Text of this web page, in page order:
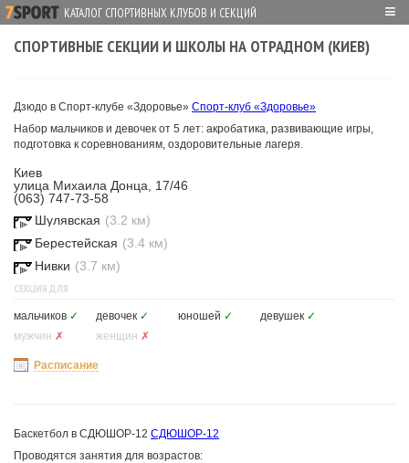
КАТАЛОГ СПОРТИВНЫХ КЛУБОВ И СЕКЦИЙ ≡
СПОРТИВНЫЕ СЕКЦИИ И ШКОЛЫ НА ОТРАДНОМ (КИЕВ)
Дзюдо в Спорт-клубе «Здоровье» Спорт-клуб «Здоровье»
Набор мальчиков и девочек от 5 лет: акробатика, развивающие игры,
подготовка к соревнованиям, оздоровительные лагеря.
Киев
улица Михаила Донца, 17/46
(063) 747-73-58
Шулявская (3.2 км)
Берестейская (3.4 км)
Нивки (3.7 км)
СЕКЦИЯ ДЛЯ
мальчиков ✓ девочек ✓ юношей ✓ девушек ✓
мужчин ✗ женщин ✗
Расписание
Баскетбол в СДЮШОР-12 СДЮШОР-12
Проводятся занятия для возрастов: